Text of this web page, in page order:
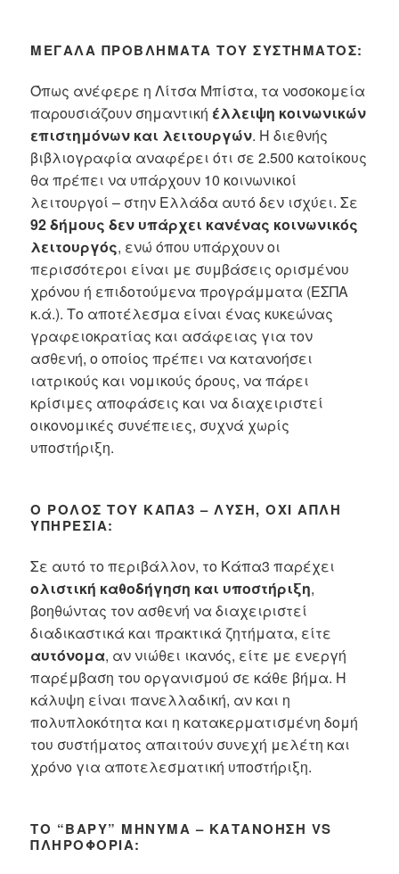
ΜΕΓΆΛΑ ΠΡΟΒΛΉΜΑΤΑ ΤΟΥ ΣΥΣΤΉΜΑΤΟΣ:
Όπως ανέφερε η Λίτσα Μπίστα, τα νοσοκομεία
παρουσιάζουν σημαντική έλλειψη κοινωνικών
επιστημόνων και λειτουργών. Η διεθνής
βιβλιογραφία αναφέρει ότι σε 2.500 κατοίκους
θα πρέπει να υπάρχουν 10 κοινωνικοί
λειτουργοί – στην Ελλάδα αυτό δεν ισχύει. Σε
92 δήμους δεν υπάρχει κανένας κοινωνικός
λειτουργός, ενώ όπου υπάρχουν οι
περισσότεροι είναι με συμβάσεις ορισμένου
χρόνου ή επιδοτούμενα προγράμματα (ΕΣΠΑ
κ.ά.). Το αποτέλεσμα είναι ένας κυκεώνας
γραφειοκρατίας και ασάφειας για τον
ασθενή, ο οποίος πρέπει να κατανοήσει
ιατρικούς και νομικούς όρους, να πάρει
κρίσιμες αποφάσεις και να διαχειριστεί
οικονομικές συνέπειες, συχνά χωρίς
υποστήριξη.
Ο ΡΌΛΟΣ ΤΟΥ ΚΆΠΑ3 – ΛΎΣΗ, ΌΧΙ ΑΠΛΉ
ΥΠΗΡΕΣΊΑ:
Σε αυτό το περιβάλλον, το Κάπα3 παρέχει
ολιστική καθοδήγηση και υποστήριξη,
βοηθώντας τον ασθενή να διαχειριστεί
διαδικαστικά και πρακτικά ζητήματα, είτε
αυτόνομα, αν νιώθει ικανός, είτε με ενεργή
παρέμβαση του οργανισμού σε κάθε βήμα. Η
κάλυψη είναι πανελλαδική, αν και η
πολυπλοκότητα και η κατακερματισμένη δομή
του συστήματος απαιτούν συνεχή μελέτη και
χρόνο για αποτελεσματική υποστήριξη.
ΤΟ “ΒΑΡΎ” ΜΉΝΥΜΑ – ΚΑΤΑΝΌΗΣΗ VS
ΠΛΗΡΟΦΟΡΊΑ: